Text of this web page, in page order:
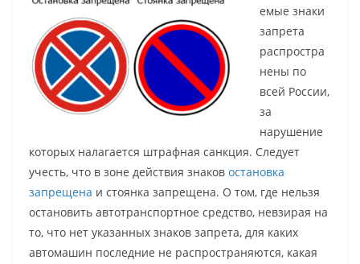
емые знаки
запрета
распростра
нены по
всей России,
за
нарушение
которых налагается штрафная санкция. Следует
учесть, что в зоне действия знаков остановка
запрещена и стоянка запрещена. О том, где нельзя
остановить автотранспортное средство, невзирая на
то, что нет указанных знаков запрета, для каких
автомашин последние не распространяются, какая